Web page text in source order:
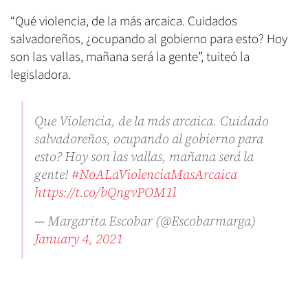
“Qué violencia, de la más arcaica. Cuidados
salvadoreños, ¿ocupando al gobierno para esto? Hoy
son las vallas, mañana será la gente”, tuiteó la
legisladora.
Que Violencia, de la más arcaica. Cuidado
salvadoreños, ocupando al gobierno para
esto? Hoy son las vallas, mañana será la
gente! #NoALaViolenciaMasArcaica
https://t.co/bQngvPOM1l
— Margarita Escobar (@Escobarmarga)
January 4, 2021